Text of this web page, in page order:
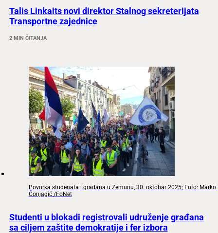
Talis Linkaits novi direktor Stalnog sekreterijata
Transportne zajednice
2 MIN ČITANJA
Povorka studenata i građana u Zemunu, 30. oktobar 2025; Foto: Marko
Čonjagić /FoNet
Studenti u blokadi registrovali udruženje građana
sa ciljem zaštite demokratije i fer izbora